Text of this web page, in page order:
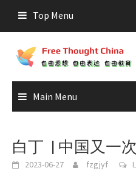
content
Top Menu
Main Menu
白丁 | 中国又一
2023-06-27 fzgjyf